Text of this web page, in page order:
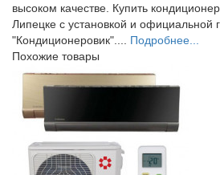
высоком качестве. Купить
Липецке с установкой и официальной
"Кондиционеровик".... Подробнее...
Похожие товары